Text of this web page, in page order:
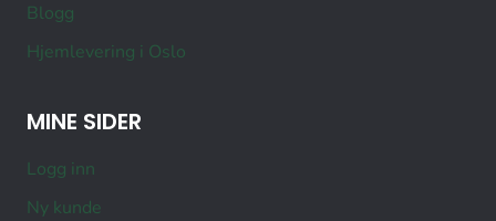
Blogg
Hjemlevering i Oslo
MINE SIDER
Logg inn
Ny kunde